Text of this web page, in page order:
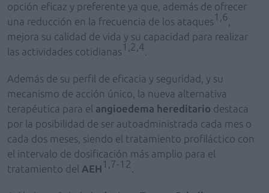
opción eficaz y preferente ya que, además de ofrecer
una reducción en la frecuencia de los ataques1,6
mejora su calidad de vida y su capacidad para realizar
las actividades cotidianas1,2,4
Además de su perfil de eficacia y seguridad, y su
mecanismo de acción único, la nueva alternativa
terapéutica para el angioedema hereditario destaca
por la posibilidad de ser autoadministrada cada mes o
cada dos meses, siendo el tratamiento profiláctico con
el intervalo de dosificación más amplio para el
tratamiento del AEH1,7-12